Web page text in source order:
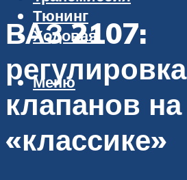
Тюнинг
Ходовая
Меню
ВАЗ 2107:
регулировка
клапанов на
«классике»